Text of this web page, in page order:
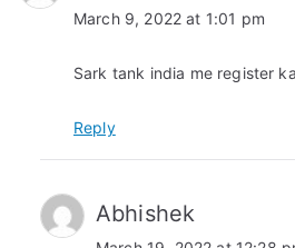
March 9, 2022 at 1:01 pm
Sark tank india me register
Reply
Abhishek